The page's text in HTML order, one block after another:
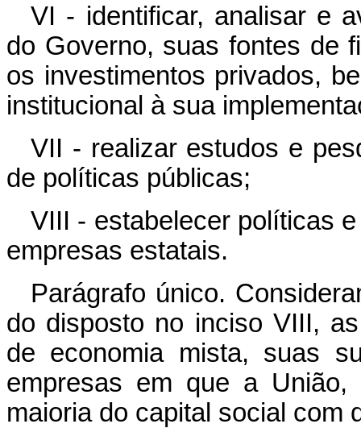
VI - identificar, analisar e
do Governo, suas fontes de
os investimentos privados,
institucional à sua
VII - realizar estudos e
de políticas públicas;
VIII - estabelecer políticas
empresas estatais.
Parágrafo único.
do disposto no inciso VIII,
de economia mista, suas
empresas em que a União,
maioria do capital social com